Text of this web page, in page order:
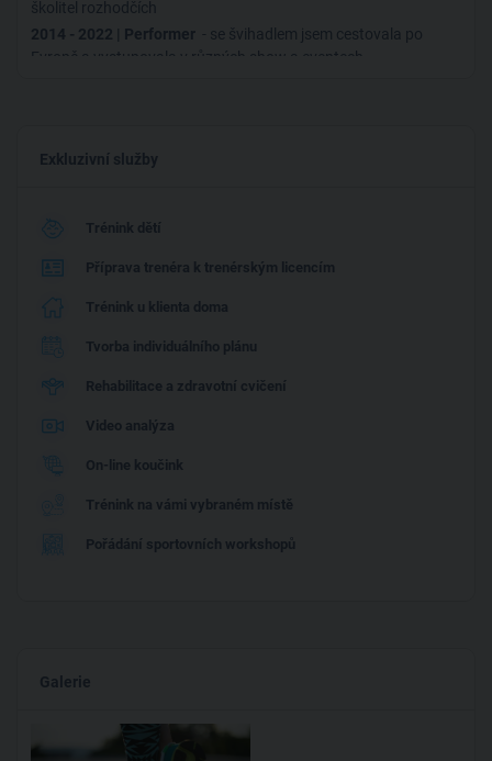
školitel rozhodčích
2014 - 2022 | Performer - se švihadlem jsem cestovala po
Evropě a vystupovala v různých show a eventech
Exkluzivní služby
Trénink dětí
Příprava trenéra k trenérským licencím
Trénink u klienta doma
Tvorba individuálního plánu
Rehabilitace a zdravotní cvičení
Video analýza
On-line koučink
Trénink na vámi vybraném místě
Pořádání sportovních workshopů
Galerie